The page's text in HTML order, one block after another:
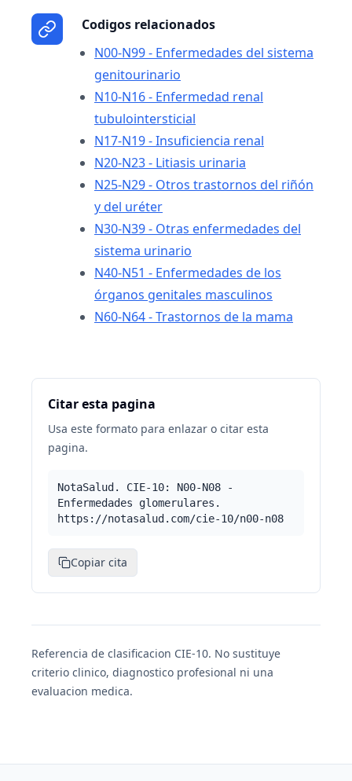
Codigos relacionados
N00-N99 - Enfermedades del sistema
genitourinario
N10-N16 - Enfermedad renal
tubulointersticial
N17-N19 - Insuficiencia renal
N20-N23 - Litiasis urinaria
N25-N29 - Otros trastornos del riñón
y del uréter
N30-N39 - Otras enfermedades del
sistema urinario
N40-N51 - Enfermedades de los
órganos genitales masculinos
N60-N64 - Trastornos de la mama
Citar esta pagina
Usa este formato para enlazar o citar esta
pagina.
NotaSalud. CIE-10: N00-N08 -
Enfermedades glomerulares.
https://notasalud.com/cie-10/n00-n08
Copiar cita
Referencia de clasificacion CIE-10. No sustituye
criterio clinico, diagnostico profesional ni una
evaluacion medica.